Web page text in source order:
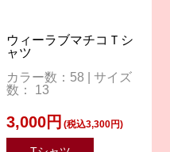
ウィーラブマチコＴシ
ャツ
カラー数：58 | サイズ
数： 13
3,000円 (税込3,300円)